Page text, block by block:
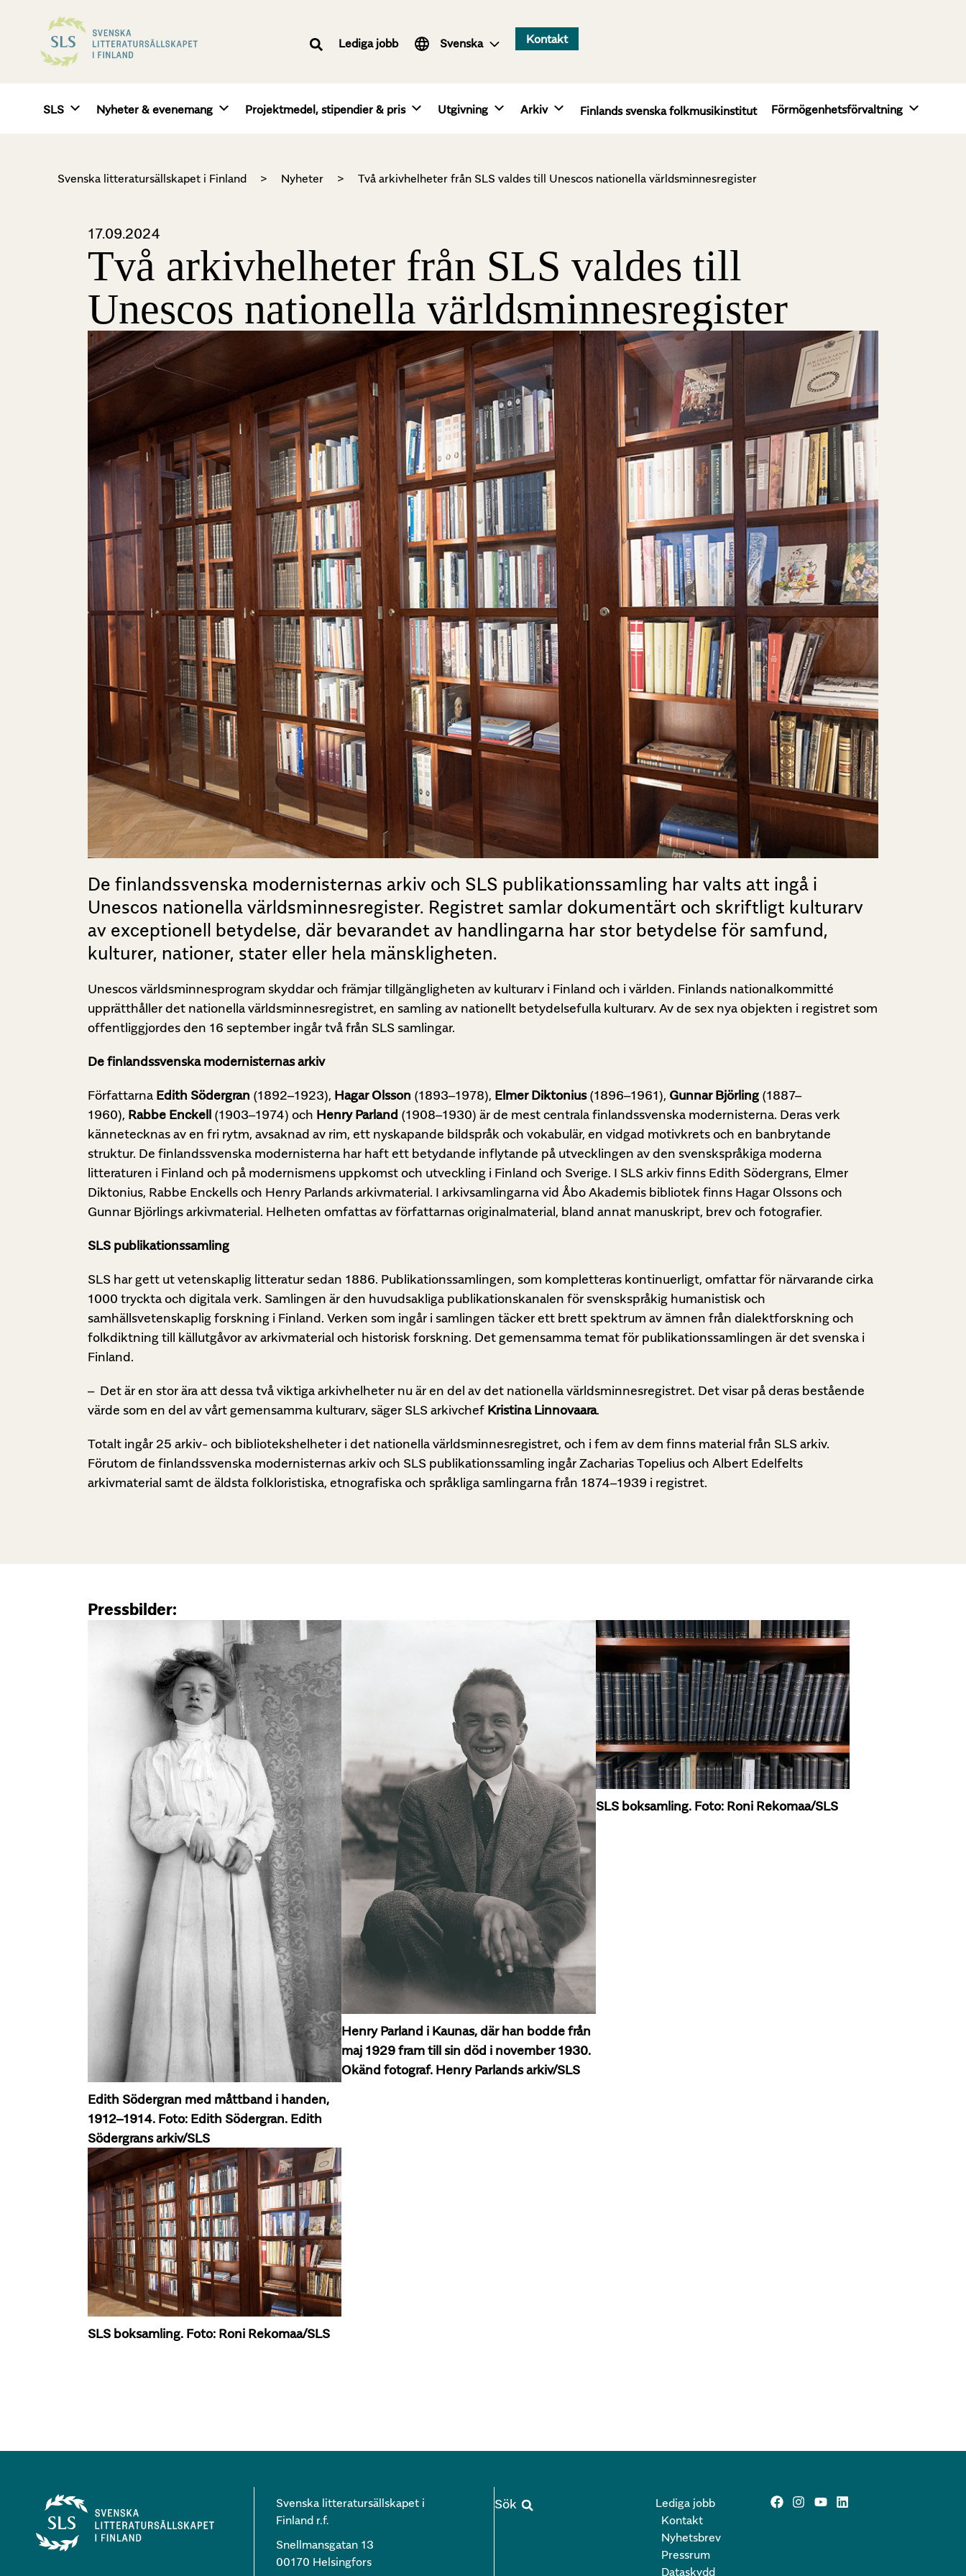
Lediga jobb Svenska
English Kontakt
SLS Nyheter & evenemang Projektmedel, stipendier & pris Utgivning Arkiv Finlands svenska folkmusikinstitut Förmögenhetsförvaltning
Svenska litteratursällskapet i Finland > Nyheter > Två arkivhelheter från SLS valdes till Unescos nationella världsminnesregister
17.09.2024
Två arkivhelheter från SLS valdes till
Unescos nationella världsminnesregister
De finlandssvenska modernisternas arkiv och SLS publikationssamling har valts att ingå i
Unescos nationella världsminnesregister. Registret samlar dokumentärt och skriftligt kulturarv
av exceptionell betydelse, där bevarandet av handlingarna har stor betydelse för samfund,
kulturer, nationer, stater eller hela mänskligheten.
Unescos världsminnesprogram skyddar och främjar tillgängligheten av kulturarv i Finland och i världen. Finlands nationalkommitté
upprätthåller det nationella världsminnesregistret, en samling av nationellt betydelsefulla kulturarv. Av de sex nya objekten i registret som
offentliggjordes den 16 september ingår två från SLS samlingar.
De finlandssvenska modernisternas arkiv
Författarna Edith Södergran (1892–1923), Hagar Olsson (1893–1978), Elmer Diktonius(1896–1961), Gunnar Björling (1887–
1960), Rabbe Enckell (1903–1974) och Henry Parland (1908–1930) är de mest centrala finlandssvenska modernisterna. Deras verk
kännetecknas av en fri rytm, avsaknad av rim, ett nyskapande bildspråk och vokabulär, en vidgad motivkrets och en banbrytande
struktur. De finlandssvenska modernisterna har haft ett betydande inflytande på utvecklingen av den svenskspråkiga moderna
litteraturen i Finland och på modernismens uppkomst och utveckling i Finland och Sverige. I SLS arkiv finns Edith Södergrans, Elmer
Diktonius, Rabbe Enckells och Henry Parlands arkivmaterial. I arkivsamlingarna vid Åbo Akademis bibliotek finns Hagar Olssons och
Gunnar Björlings arkivmaterial. Helheten omfattas av författarnas originalmaterial, bland annat manuskript, brev och fotografier.
SLS publikationssamling
SLS har gett ut vetenskaplig litteratur sedan 1886. Publikationssamlingen, som kompletteras kontinuerligt, omfattar för närvarande cirka
1000 tryckta och digitala verk. Samlingen är den huvudsakliga publikationskanalen för svenskspråkig humanistisk och
samhällsvetenskaplig forskning i Finland. Verken som ingår i samlingen täcker ett brett spektrum av ämnen från dialektforskning och
folkdiktning till källutgåvor av arkivmaterial och historisk forskning. Det gemensamma temat för publikationssamlingen är det svenska i
Finland.
– Det är en stor ära att dessa två viktiga arkivhelheter nu är en del av det nationella världsminnesregistret. Det visar på deras bestående
värde som en del av vårt gemensamma kulturarv, säger SLS arkivchef Kristina Linnovaara.
Totalt ingår 25 arkiv- och bibliotekshelheter i det nationella världsminnesregistret, och i fem av dem finns material från SLS arkiv.
Förutom de finlandssvenska modernisternas arkiv och SLS publikationssamling ingår Zacharias Topelius och Albert Edelfelts
arkivmaterial samt de äldsta folkloristiska, etnografiska och språkliga samlingarna från 1874–1939 i registret.
Edith Södergran med måttband i handen,
1912–1914. Foto: Edith Södergran. Edith
Södergrans arkiv/SLS
Henry Parland i Kaunas, där han bodde från
maj 1929 fram till sin död i november 1930.
Okänd fotograf. Henry Parlands arkiv/SLS
SLS boksamling. Foto: Roni Rekomaa/SLS
SLS boksamling. Foto: Roni Rekomaa/SLS
Svenska litteratursällskapet i
Finland r.f.
Snellmansgatan 13
00170 Helsingfors
Lediga jobb
Kontakt
Nyhetsbrev
Pressrum
Dataskydd